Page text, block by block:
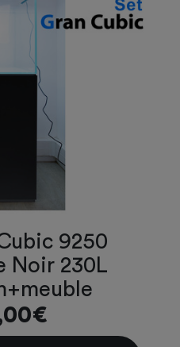
9250
Noir 230L